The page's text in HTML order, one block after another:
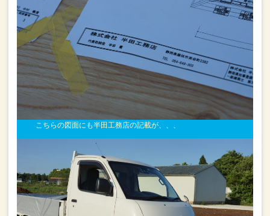
こちらの図面にも半田工務店の記載が、、、